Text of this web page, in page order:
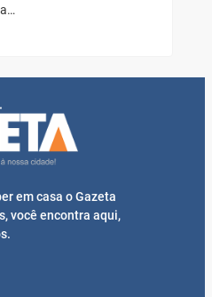
em casa o Gazeta
você encontra aqui,